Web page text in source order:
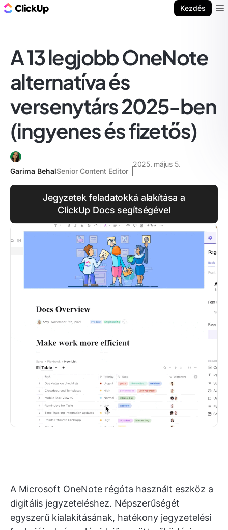
Kezdés
A 13 legjobb OneNote
alternatíva és
versenytárs 2025-ben
(ingyenes és fizetős)
Garima BehalSenior Content Editor
2025. május 5.
Jegyzetek feladatokká alakítása a
ClickUp Docs segítségével
A Microsoft OneNote régóta használt eszköz a
digitális jegyzeteléshez. Népszerűségét
egyszerű kialakításának, hatékony jegyzetelési